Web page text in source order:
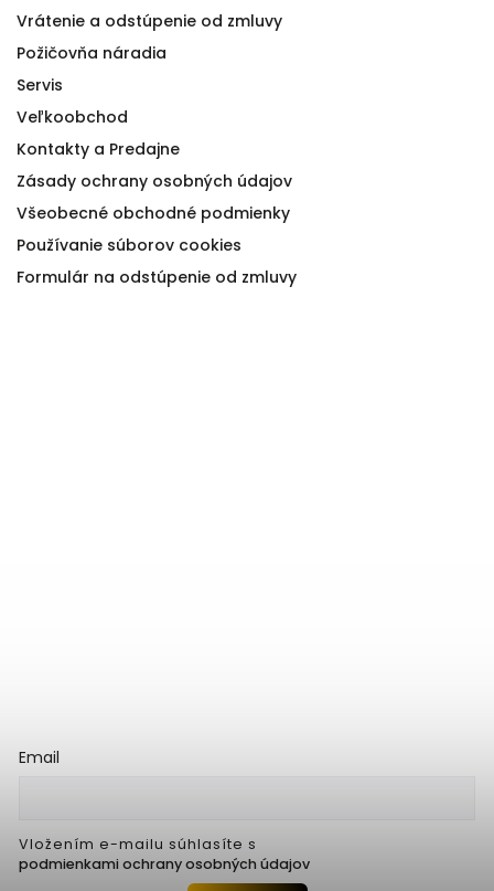
Vrátenie a odstúpenie od zmluvy
Požičovňa náradia
Servis
Veľkoobchod
Kontakty a Predajne
Zásady ochrany osobných údajov
Všeobecné obchodné podmienky
Používanie súborov cookies
Formulár na odstúpenie od zmluvy
Email
Vložením e-mailu súhlasíte s
podmienkami ochrany osobných údajov